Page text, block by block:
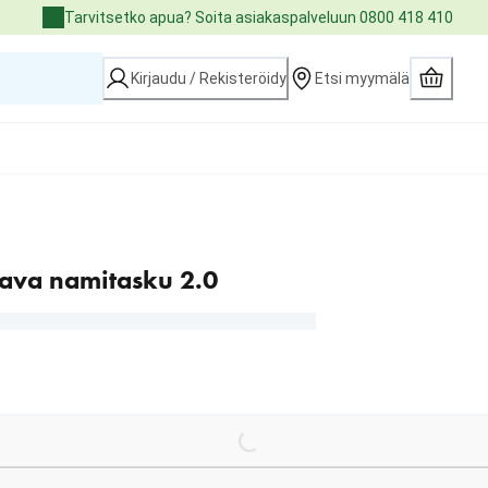
Tarvitsetko apua? Soita asiakaspalveluun 0800 418 410
Kirjaudu / Rekisteröidy Etsi myymälä
namitasku 2.0
Loading...